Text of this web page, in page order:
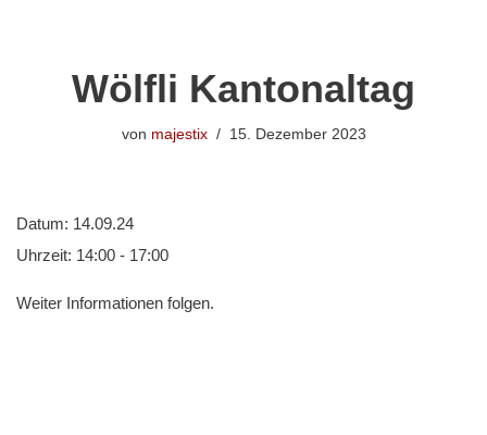
Wölfli Kantonaltag
von majestix 15. Dezember 2023
Datum: 14.09.24
Uhrzeit: 14:00 - 17:00
Weiter Informationen folgen.